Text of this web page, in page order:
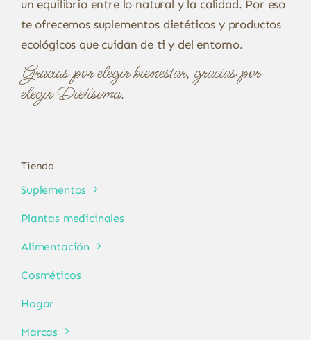
un equilibrio entre lo natural y la calidad. Por eso
te ofrecemos suplementos dietéticos y productos
ecológicos que cuidan de ti y del entorno.
Gracias por elegir bienestar, gracias por
elegir Dietísima.
Tienda
Suplementos
Plantas medicinales
Alimentación
Cosméticos
Hogar
Marcas